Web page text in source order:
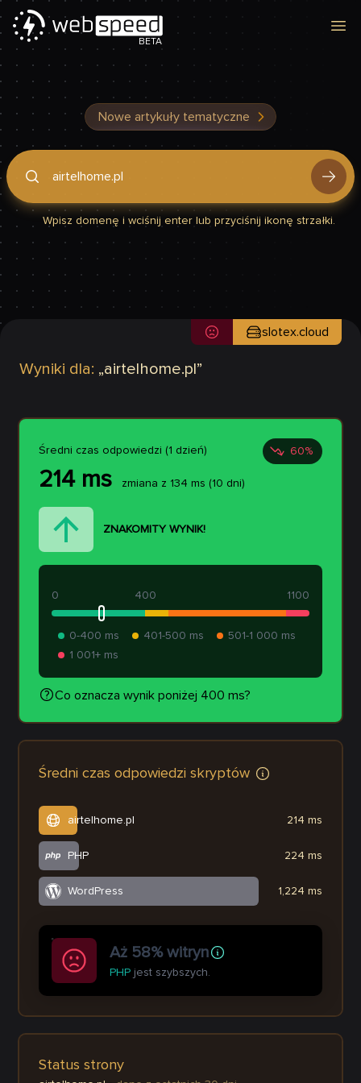
BETA
Nowe artykuły tematyczne
Podaj domenę, by sprawdzić, czy Twoja strona jest szybka
Wpisz domenę i wciśnij enter lub przyciśnij ikonę strzałki.
Wyniki dla: „airtelhome.pl ”
slotex.cloud
Średni czas odpowiedzi (1 dzień) 60%
214ms zmiana z 134 ms (10 dni)
ZNAKOMITY WYNIK!
400
0 1100
0-400 ms 401-500 ms
501-1 000 ms
1 001+ ms
Co oznacza wynik poniżej 400 ms?
Średni czas odpowiedzi skryptów
airtelhome.pl
PHP
WordPress
214 ms
224 ms
1,224 ms
Aż 58% witryn
PHP jest szybszych.
Status strony